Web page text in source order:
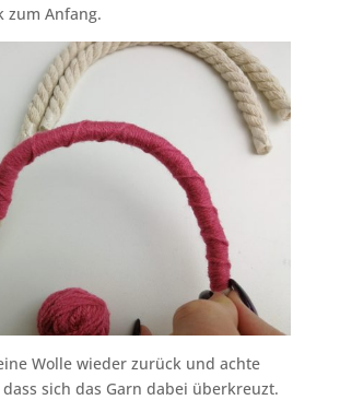
zum Anfang.
Wolle wieder zurück und achte
sich das Garn dabei überkreuzt.